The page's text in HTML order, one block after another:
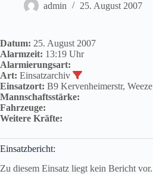
admin 25. August 2007
Datum: 25. August 2007
Alarmzeit: 13:19 Uhr
Alarmierungsart:
Art: Einsatzarchiv
Einsatzort: B9 Kervenheimerstr, Weeze
Mannschaftsstärke:
Fahrzeuge:
Weitere Kräfte:
Einsatzbericht:
Zu diesem Einsatz liegt kein Bericht vor.